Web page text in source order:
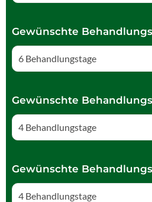
Gewünschte
6 Behandlungstage
Gewünschte
4 Behandlungstage
Gewünschte
4 Behandlungstage